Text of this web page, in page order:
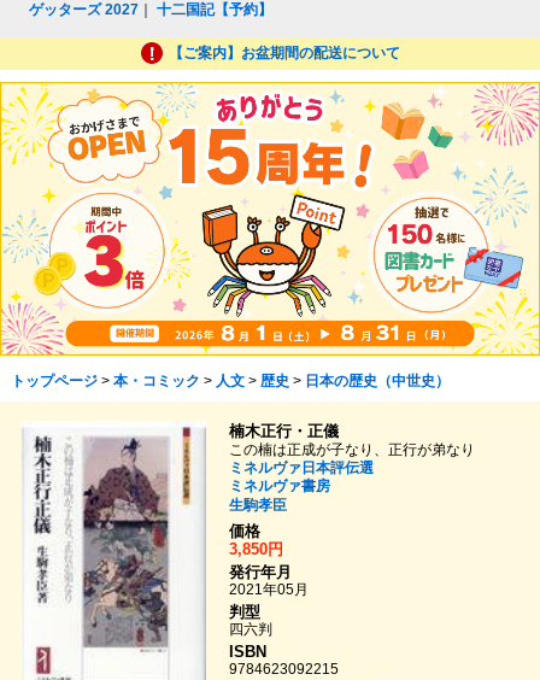
ゲッターズ 2027 ｜十二国記【予約】
【ご案内】お盆期間の配送について
トップページ> 本・コミック > 人文> 歴史 > 日本の歴史（中世史）
楠木正行・正儀
この楠は正成が子なり、正行が弟なり
ミネルヴァ日本評伝選
ミネルヴァ書房
生駒孝臣
価格
3,850円
発行年月
2021年05月
判型
四六判
ISBN
9784623092215